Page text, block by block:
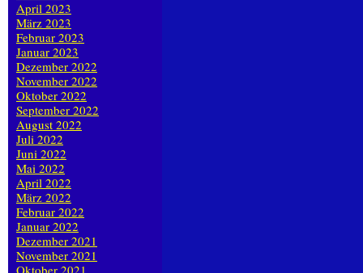
April 2023
März 2023
Februar 2023
Januar 2023
Dezember 2022
November 2022
Oktober 2022
September 2022
August 2022
Juli 2022
Juni 2022
Mai 2022
April 2022
März 2022
Februar 2022
Januar 2022
Dezember 2021
November 2021
Oktober 2021